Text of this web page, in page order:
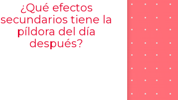
¿Qué efectos
secundarios tiene la
píldora del día
después?